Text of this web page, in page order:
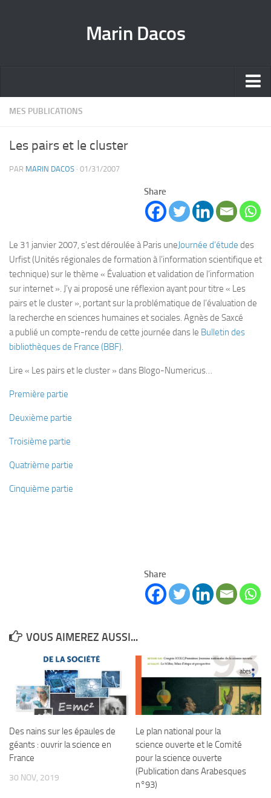
Marin Dacos
Home
Marin Dacos – National Open Science Coordinator [EN]
MES PUBLICATIONS
Les pairs et le cluster
PAR MARIN DACOS · 01/31/2007
Share
Le 31 jan­vier 2007, s’est dérou­lée à Paris uneJour­née d’étude des
Urfist (Uni­tés régio­nales de for­ma­tion à l’information scien­ti­fique et
tech­nique) sur le thème « Évalua­tion et vali­da­tion de l’information
sur inter­net ». J’y ai pro­posé une réflexion ayant pour titre « Les
pairs et le clus­ter », por­tant sur la pro­blé­ma­tique de l’évaluation de
la recherche en sciences humaines et sociales. Agnès de Saxcé
a publié un compte-​rendu de cette jour­née dans le Bul­le­tin des
biblio­thèques de France (BBF).
Lire « Les pairs et le cluster » dans Blogo-Numericus…
Première partie
Deuxième partie
Troisième partie
Quatrième partie
Cinquième partie
Share
VOUS AIMEREZ AUSSI...
Des nains sur les épaules de
géants : ouvrir la science en
France
30 NOV, 2019
Le plan national pour la
science ouverte et le Comité
pour la science ouverte
(Publication dans Arabesques
n°93)